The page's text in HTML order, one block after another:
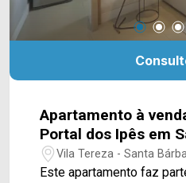
Arbix Imóveis e agende
e Telefone: (19) 3475-4546 ARBIX
Apartamento à
Portal dos Ipês em
d`Oeste/SP
Vila Tereza - Santa
Este apartamento faz